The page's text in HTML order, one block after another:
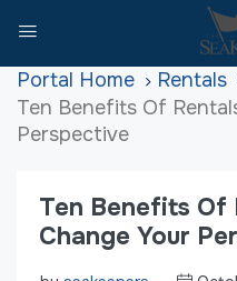
Home
Rentals
Ten Benefits Of
Perspective
Ten Benefits Of
Change Your